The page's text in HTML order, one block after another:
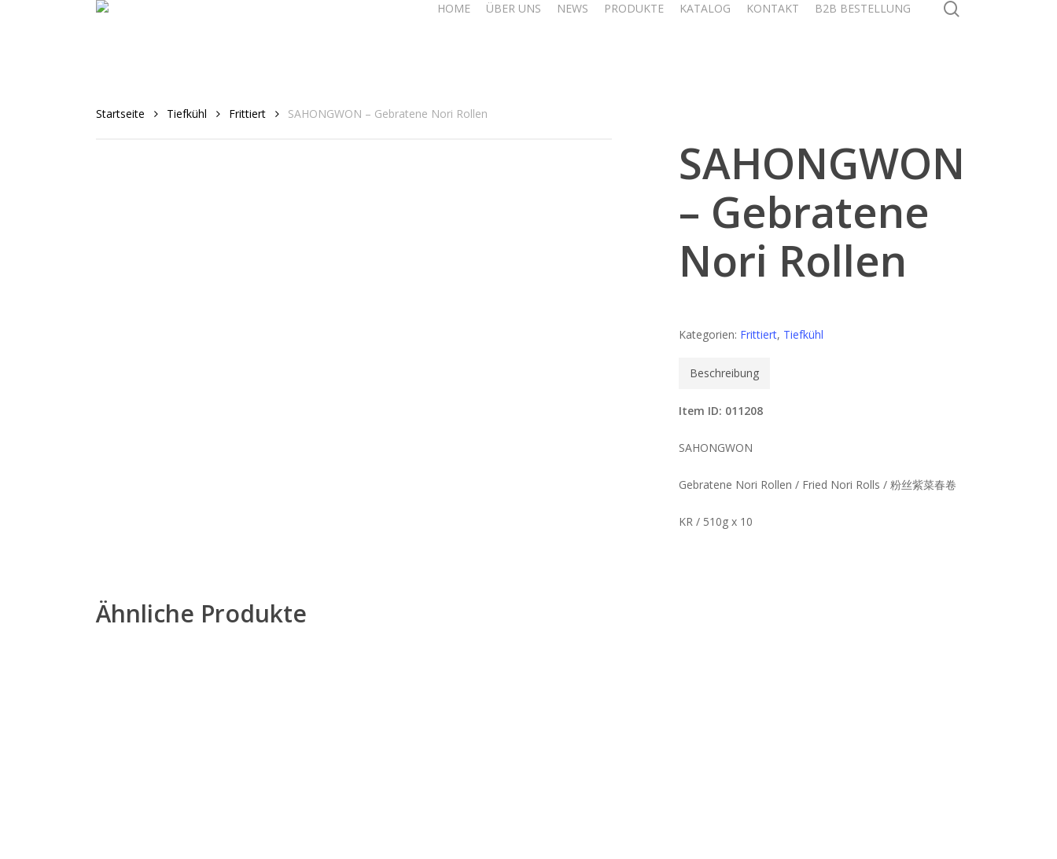
HOME ÜBER UNS NEWS PRODUKTE KATALOG KONTAKT B2B BESTELLUNG
Startseite Tiefkühl Frittiert SAHONGWON – Gebratene Nori Rollen
SAHONGWON
– Gebratene
Nori Rollen
Kategorien: Frittiert, Tiefkühl
Beschreibung
Item ID: 011208
SAHONGWON
Gebratene Nori Rollen / Fried Nori Rolls / 粉丝紫菜春卷
KR / 510g x 10
Ähnliche Produkte